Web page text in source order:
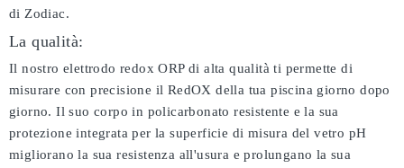
di Zodiac.
La qualità:
Il nostro elettrodo redox ORP di alta qualità ti permette di
misurare con precisione il RedOX della tua piscina giorno dopo
giorno. Il suo corpo in policarbonato resistente e la sua
protezione integrata per la superficie di misura del vetro pH
migliorano la sua resistenza all'usura e prolungano la sua